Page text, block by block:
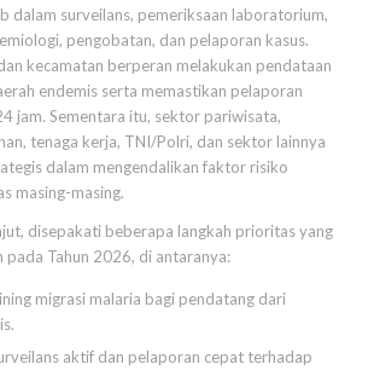
dalam surveilans, pemeriksaan laboratorium,
pengobatan, dan pelaporan kasus.
kecamatan berperan melakukan pendataan
endemis serta memastikan pelaporan
jam. Sementara itu, sektor pariwisata,
tenaga kerja, TNI/Polri, dan sektor lainnya
dalam mengendalikan faktor risiko
masing-masing.
disepakati beberapa langkah prioritas yang
pada Tahun 2026, di antaranya:
migrasi malaria bagi pendatang dari
aktif dan pelaporan cepat terhadap